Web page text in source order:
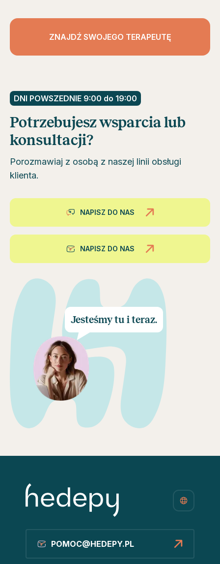
ZNAJDŹ SWOJEGO TERAPEUTĘ
DNI POWSZEDNIE 9:00 do 19:00
Potrzebujesz wsparcia lub
konsultacji?
Porozmawiaj z osobą z naszej linii obsługi
klienta.
NAPISZ DO NAS
NAPISZ DO NAS
Jesteśmy tu i teraz.
POMOC@HEDEPY.PL